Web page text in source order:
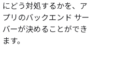
にどう対処するかを、ア
プリのバックエンド サー
バーが決めることができ
ます。